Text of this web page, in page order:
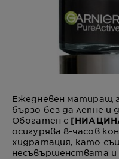
Ежедневен матиращ
бързо без да лепне и
Обогатен с
осигурява 8-часов
хидратация, като
несъвършенствата